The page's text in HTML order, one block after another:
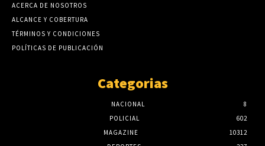
ACERCA DE NOSOTROS
ALCANCE Y COBERTURA
TÉRMINOS Y CONDICIONES
POLÍTICAS DE PUBLICACIÓN
Categorias
NACIONAL
8
POLICIAL
602
MAGAZINE
10312